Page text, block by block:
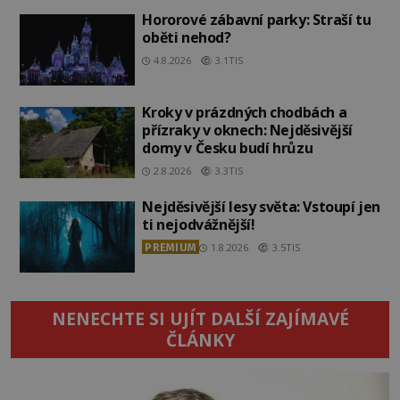
Hororové zábavní parky: Straší tu
oběti nehod?
4.8.2026 3.1TIS
Kroky v prázdných chodbách a
přízraky v oknech: Nejděsivější
domy v Česku budí hrůzu
2.8.2026 3.3TIS
Nejděsivější lesy světa: Vstoupí jen
ti nejodvážnější!
PREMIUM 1.8.2026 3.5TIS
NENECHTE SI UJÍT DALŠÍ ZAJÍMAVÉ
ČLÁNKY